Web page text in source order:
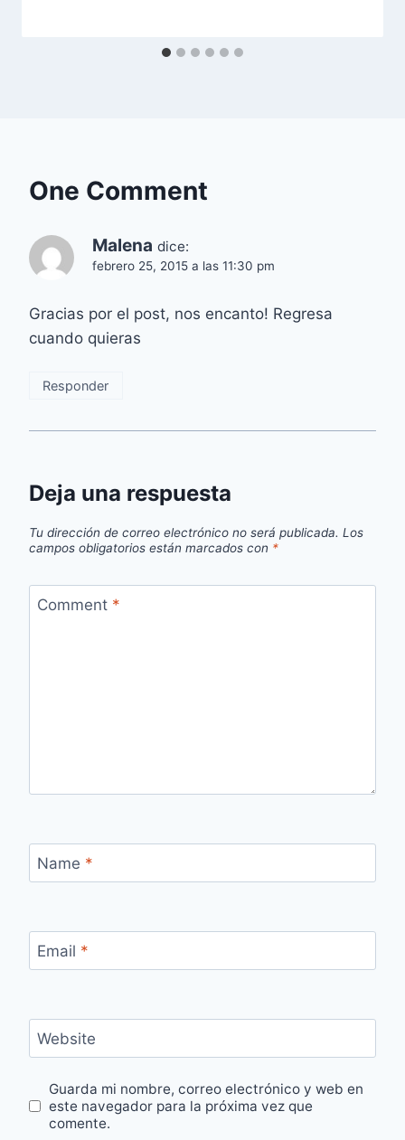
One Comment
Malena dice:
febrero 25, 2015 a las 11:30 pm
Gracias por el post, nos encanto! Regresa
cuando quieras
Responder
Deja una respuesta
Tu dirección de correo electrónico no será publicada. Los
campos obligatorios están marcados con *
Comment *
Name *
Email *
Website
Guarda mi nombre, correo electrónico y web en
este navegador para la próxima vez que
comente.